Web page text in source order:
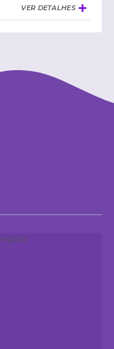
VER DETALHES